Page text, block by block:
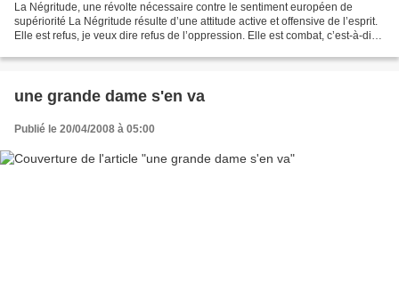
La Négritude, une révolte nécessaire contre le sentiment européen de
supériorité La Négritude résulte d’une attitude active et offensive de l’esprit.
Elle est refus, je veux dire refus de l’oppression. Elle est combat, c’est-à-dire
une grande dame s'en va
Publié le 20/04/2008 à 05:00